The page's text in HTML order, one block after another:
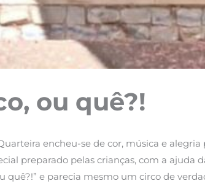
ou quê?!
encheu-se de cor, música e
preparado pelas crianças, com a ajuda
quê?!” e parecia mesmo um circo de